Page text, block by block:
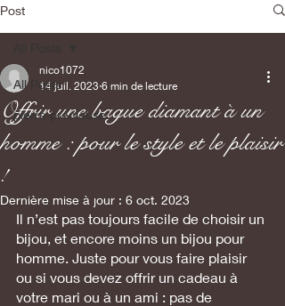
Post
All Posts
pierre précieuse
Offrir une bague diamant à un
homme : pour le style et le plaisir
!
nico1072
14 juil. 2023 6 min de lecture
Dernière mise à jour : 6 oct. 2023
Il n’est pas toujours facile de choisir un
bijou, et encore moins un bijou pour
homme. Juste pour vous faire plaisir
ou si vous devez offrir un cadeau à
votre mari ou à un ami : pas de